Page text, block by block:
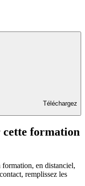
Téléchargez
cette formation
en distanciel,
remplissez les